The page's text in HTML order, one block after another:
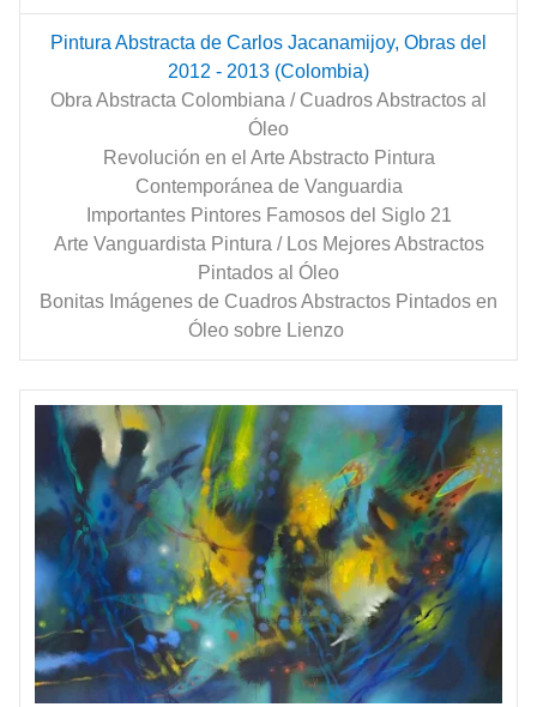
Pintura Abstracta de Carlos Jacanamijoy, Obras del
2012 - 2013 (Colombia)
Obra Abstracta Colombiana / Cuadros Abstractos al
Óleo
Revolución en el Arte Abstracto Pintura
Contemporánea de Vanguardia
Importantes Pintores Famosos del Siglo 21
Arte Vanguardista Pintura / Los Mejores Abstractos
Pintados al Óleo
Bonitas Imágenes de Cuadros Abstractos Pintados en
Óleo sobre Lienzo